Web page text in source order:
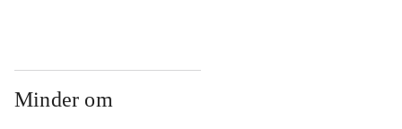
Minder om